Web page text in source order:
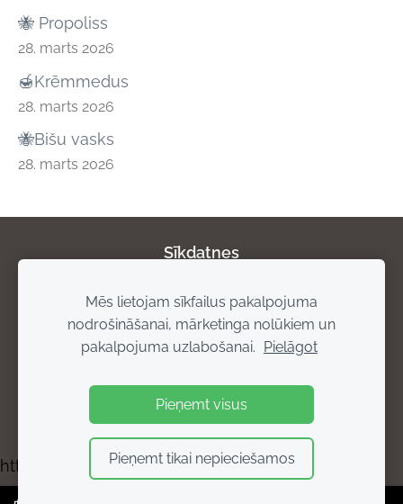
🐝 Propoliss
28. marts 2026
🍯Krēmmedus
28. marts 2026
🐝Bišu vasks
28. marts 2026
Sīkdatnes
Par mums Privātuma politika Atgriešanas
noteikumi
Piegādes noteikumi Rekvizīti
https://bisuprodukti.mozello.lv/kontakti/
Mēs lietojam sīkfailus pakalpojuma
nodrošināšanai, mārketinga nolūkiem un
pakalpojuma uzlabošanai. Pielāgot
Pieņemt visus
Pieņemt tikai nepieciešamos